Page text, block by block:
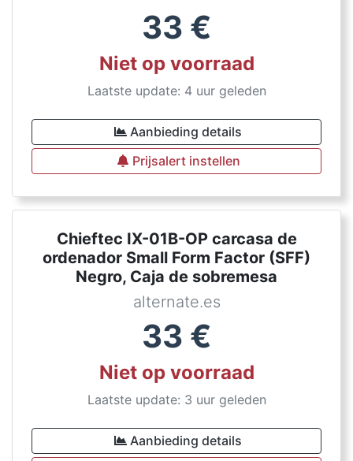
33 €
Niet op voorraad
Laatste update: 4 uur geleden
Aanbieding details
Prijsalert instellen
Chieftec IX-01B-OP carcasa de
ordenador Small Form Factor (SFF)
Negro, Caja de sobremesa
alternate.es
33 €
Niet op voorraad
Laatste update: 3 uur geleden
Aanbieding details